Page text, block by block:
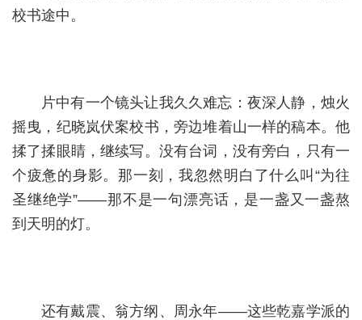
校书途中。
片中有一个镜头让我久久难忘：夜深人静，烛火
摇曳，纪晓岚伏案校书，旁边堆着山一样的稿本。他
揉了揉眼睛，继续写。没有台词，没有旁白，只有一
个疲惫的身影。那一刻，我忽然明白了什么叫“为往
圣继绝学”——那不是一句漂亮话，是一盏又一盏熬
到天明的灯。
还有戴震、翁方纲、周永年——这些乾嘉学派的